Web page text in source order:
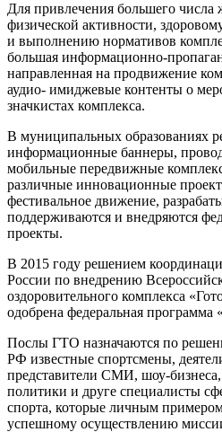
Для привлечения большего числа
физической активности,
и выполнению нормативов
большая информационно-
направленная на продвижение
аудио- имиджевые контенты о
значкистах комплекса.
В муниципальных образованиях
информационные баннеры,
мобильные передвижные
различные инновационные
фестивальное движение,
поддерживаются и внедряются
проекты.
В 2015 году решением
России по внедрению
оздоровительного комплекса
одобрена федеральная
Послы ГТО назначаются по
РФ известные спортсмены,
представители СМИ, шоу-
политики и друге специалисты
спорта, которые личным
успешному осуществлению